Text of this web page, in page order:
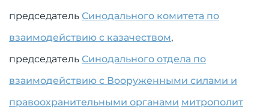
председатель Синодального комитета по
взаимодействию с казачеством,
председатель Синодального отдела по
взаимодействию с Вооруженными силами и
правоохранительными органами митрополит